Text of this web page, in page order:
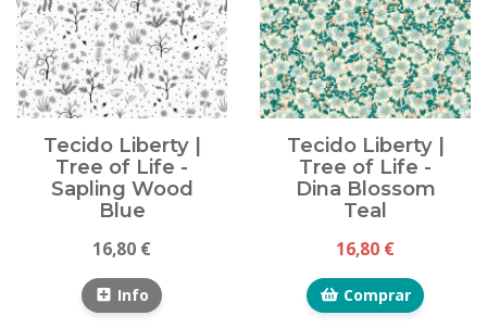
Tecido Liberty |
Tree of Life -
Sapling Wood
Blue
16,80 €
Info
Tecido Liberty |
Tree of Life -
Dina Blossom
Teal
16,80 €
Comprar